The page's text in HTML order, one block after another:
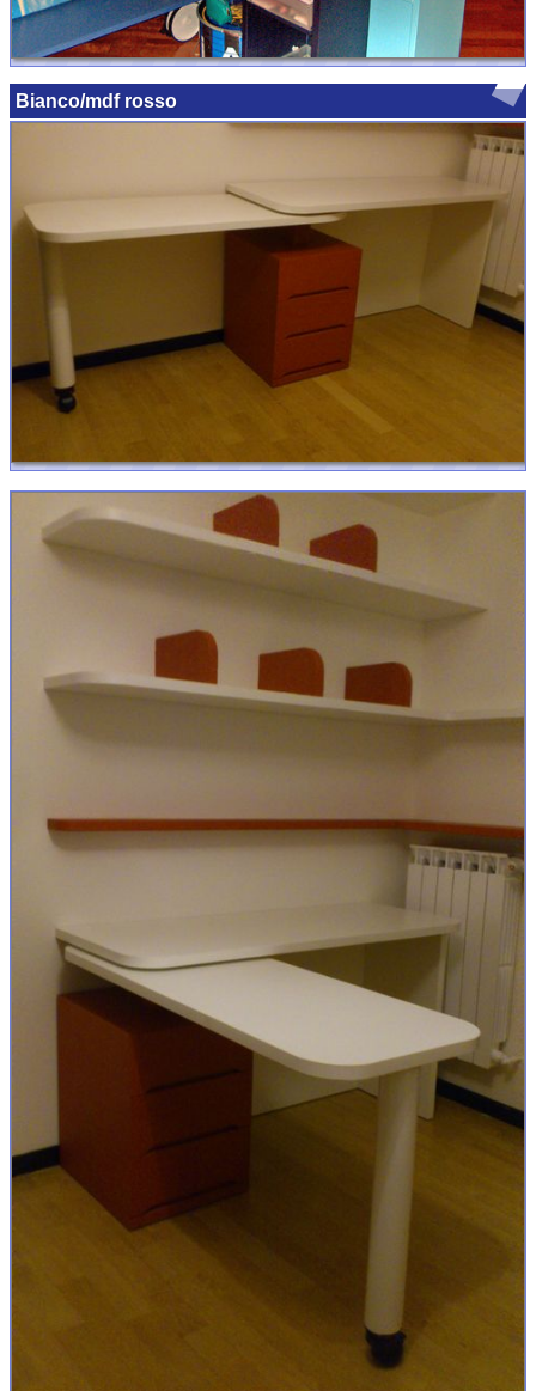
Bianco/mdf rosso